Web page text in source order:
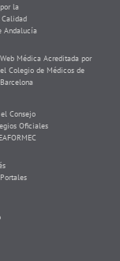
la
Andalucía
Web Médica Acreditada por
el Colegio de Médicos de
Barcelona
Consejo
Oficiales